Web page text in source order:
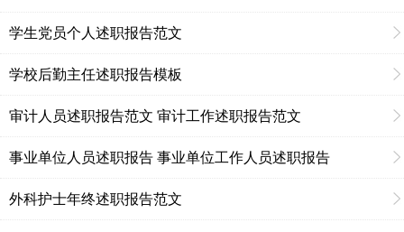
学生党员个人述职报告范文
学校后勤主任述职报告模板
审计人员述职报告范文 审计工作述职报告范文
事业单位人员述职报告 事业单位工作人员述职报告
外科护士年终述职报告范文